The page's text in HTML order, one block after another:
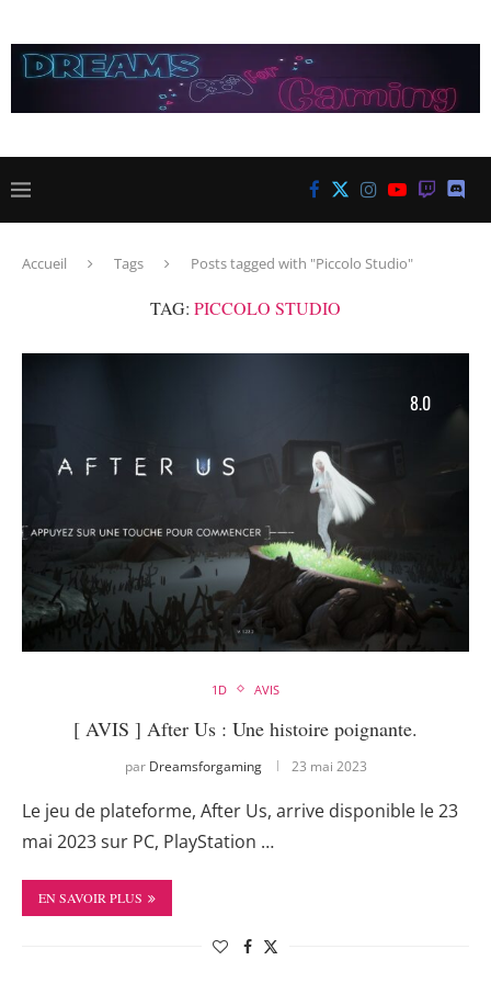
Accueil Tags Posts tagged with "Piccolo Studio"
TAG: PICCOLO STUDIO
8.0
1D AVIS
[ AVIS ] After Us : Une histoire poignante.
par Dreamsforgaming 23 mai 2023
Le jeu de plateforme, After Us, arrive disponible le 23
mai 2023 sur PC, PlayStation …
EN SAVOIR PLUS